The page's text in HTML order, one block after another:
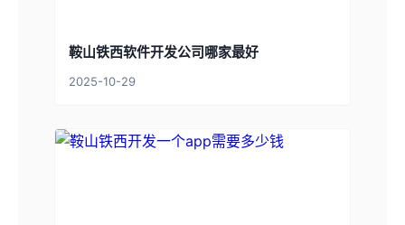
鞍山铁西软件开发公司哪家最好
2025-10-29